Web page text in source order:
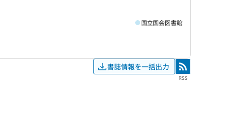
国立国会図書館
書誌情報を一括出力 RSS
RSS